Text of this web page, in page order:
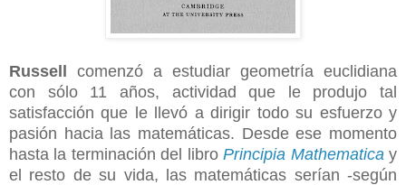
Russell comenzó a estudiar geometría euclidiana
con sólo 11 años, actividad que le produjo tal
satisfacción que le llevó a dirigir todo su esfuerzo y
pasión hacia las matemáticas. Desde ese momento
hasta la terminación del libroPrincipia Mathematica y
el resto de su vida, las matemáticas serían -según